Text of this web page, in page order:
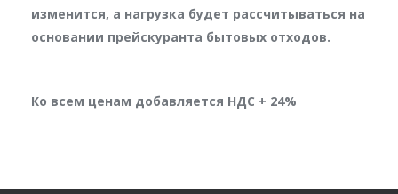
изменится, а нагрузка будет рассчитываться на
основании прейскуранта бытовых отходов.
Ко всем ценам добавляется НДС + 24%